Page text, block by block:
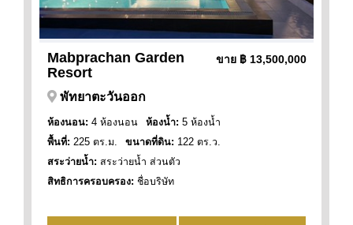
Mabprachan Garden
Resort
ขาย ฿ 13,500,000
พัทยาตะวันออก
ห้องนอน: 4 ห้องนอน ห้องน้ำ: 5 ห้องน้ำ
พื้นที่: 225 ตร.ม. ขนาดที่ดิน: 122 ตร.ว.
สระว่ายน้ำ: สระว่ายน้ำ ส่วนตัว
สิทธิการครอบครอง: ชื่อบริษัท